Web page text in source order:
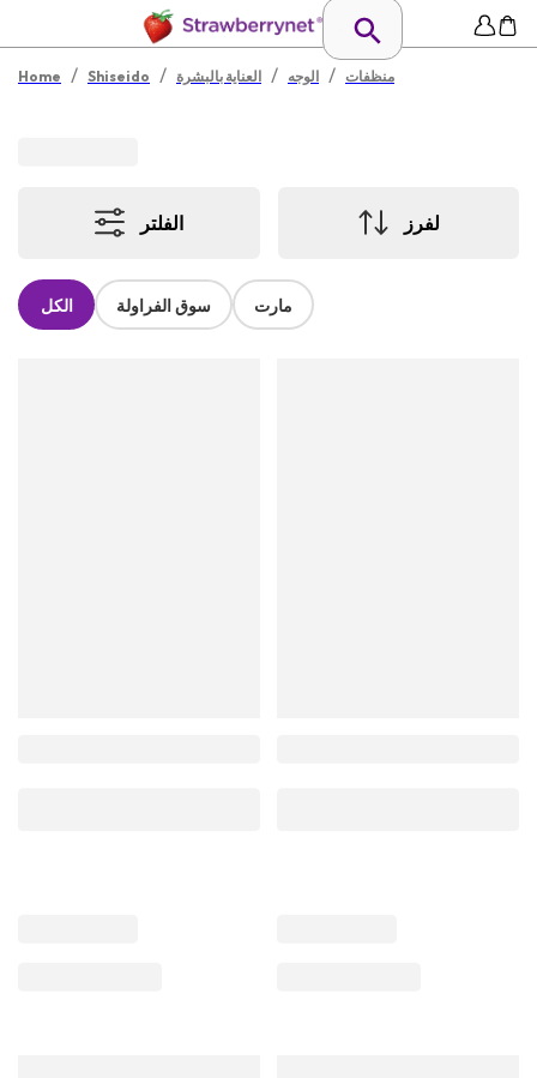
Home / Shiseido / العناية بالبشرة / الوجه / منظفات
الفلتر لفرز
الكل سوق الفراولة مارت